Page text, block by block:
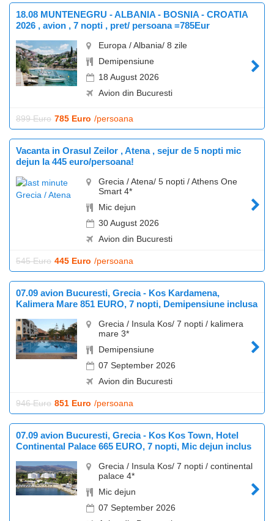
18.08 MUNTENEGRU - ALBANIA - BOSNIA - CROATIA
2026 , avion , 7 nopti , pret/ persoana =785Eur
Europa / Albania/ 8 zile
Demipensiune
18 August 2026
Avion din Bucuresti
899 Euro 785 Euro /persoana
Vacanta in Orasul Zeilor , Atena , sejur de 5 nopti mic
dejun la 445 euro/persoana!
Grecia / Atena/ 5 nopti / Athens One
Smart 4*
Mic dejun
30 August 2026
Avion din Bucuresti
545 Euro 445 Euro /persoana
07.09 avion Bucuresti, Grecia - Kos Kardamena,
Kalimera Mare 851 EURO, 7 nopti, Demipensiune inclusa
Grecia / Insula Kos/ 7 nopti / kalimera
mare 3*
Demipensiune
07 September 2026
Avion din Bucuresti
946 Euro 851 Euro /persoana
07.09 avion Bucuresti, Grecia - Kos Kos Town, Hotel
Continental Palace 665 EURO, 7 nopti, Mic dejun inclus
Grecia / Insula Kos/ 7 nopti / continental
palace 4*
Mic dejun
07 September 2026